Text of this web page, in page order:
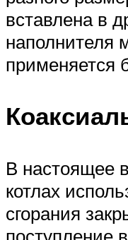
вставлена в
наполнителя
применяется
В настоящее
котлах
сгорания
поступление